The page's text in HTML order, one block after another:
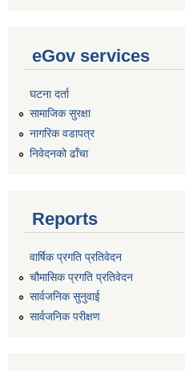
eGov services
घटना दर्ता
सामाजिक सुरक्षा
नागरिक वडापत्र
निवेदनको ढाँचा
Reports
वार्षिक प्रगति प्रतिवेदन
चौमासिक प्रगति प्रतिवेदन
सार्वजनिक सुनुवाई
सार्वजनिक परीक्षण